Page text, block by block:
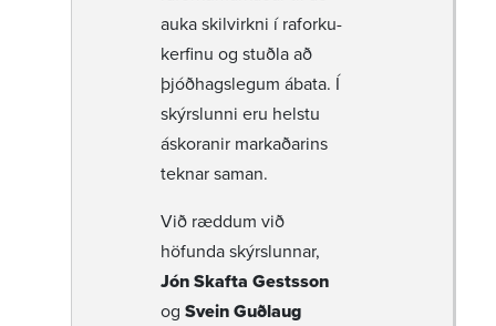
auka skil­virkni í raforku­
kerfinu og stuðla að
þjóð­hags­legum ábata. Í
skýrsl­unni eru helstu
áskor­anir mark­að­arins
teknar saman.
Við ræddum við
höfunda skýrsl­unnar,
Jón Skafta Gestsson
og Svein Guðlaug